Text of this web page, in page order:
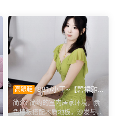
高跟鞋 881/小玉~【碧裙雅
姿】一室柔光衬绿裙，错落姿
态尽显温婉格调。
简介: 简约的室内居家环境，素
色墙板搭配木质地板，沙发与办